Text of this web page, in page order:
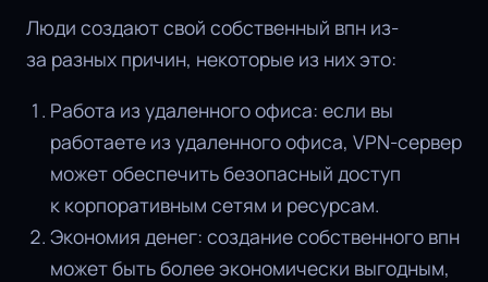
Люди создают свой собственный впн из-
за разных причин, некоторые из них это:
Работа из удаленного офиса: если вы
работаете из удаленного офиса, VPN-сервер
может обеспечить безопасный доступ
к корпоративным сетям и ресурсам.
Экономия денег: создание собственного впн
может быть более экономически выгодным,